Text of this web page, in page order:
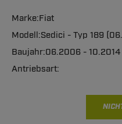
Fiat
Sedici - Typ 189
06.2006 - 10.2014